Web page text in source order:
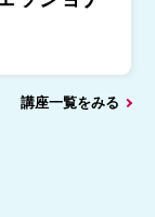
講座一覧をみる